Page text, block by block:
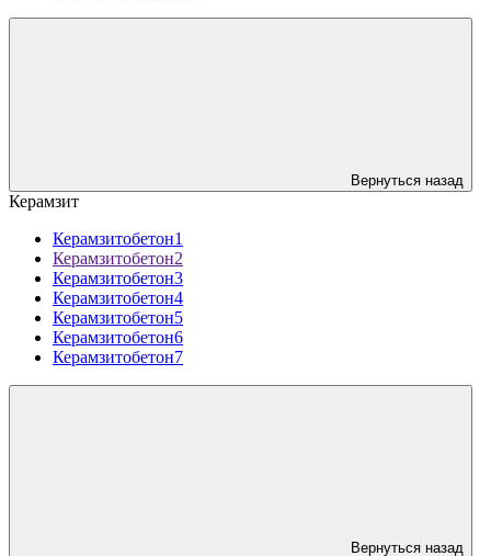
Вернуться назад
Керамзит
Керамзитобетон1
Керамзитобетон2
Керамзитобетон3
Керамзитобетон4
Керамзитобетон5
Керамзитобетон6
Керамзитобетон7
Вернуться назад